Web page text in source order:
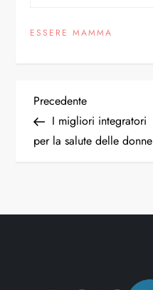
ESSERE MAMMA
Precedente
I migliori integratori
per la salute delle donne